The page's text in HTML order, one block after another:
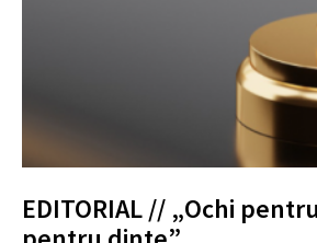
EDITORIAL // „Ochi